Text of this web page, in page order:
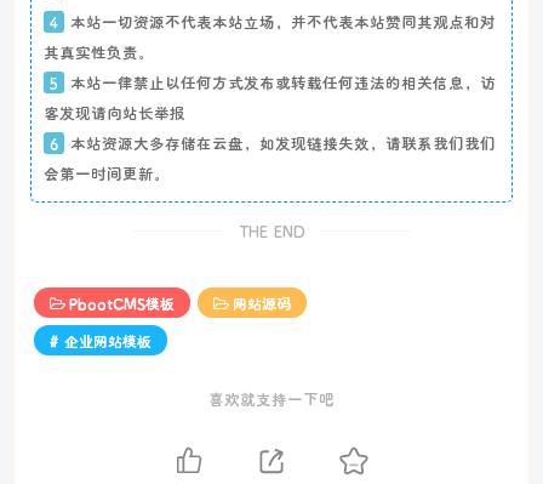
4
本站一切资源不代表本站立场，并不代表本站赞同其观点和对
其真实性负责。
5
本站一律禁止以任何方式发布或转载任何违法的相关信息，访
客发现请向站长举报
6
本站资源大多存储在云盘，如发现链接失效，请联系我们我们
会第一时间更新。
THE END
PbootCMS模板
网站源码
# 企业网站模板
喜欢就支持一下吧